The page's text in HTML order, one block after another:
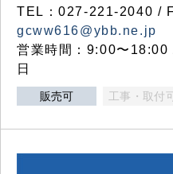
TEL：027-221-2040 /
gcww616@ybb.ne.jp
営業時間：9:00〜18:00
日
販売可 工事・取付